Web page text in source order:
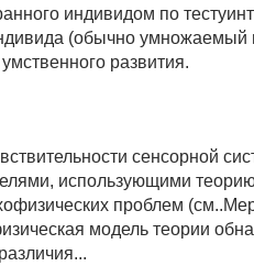
индивидом по
(обычно умножаемый
развития.
сенсорной
использующими
проблем
модель теории